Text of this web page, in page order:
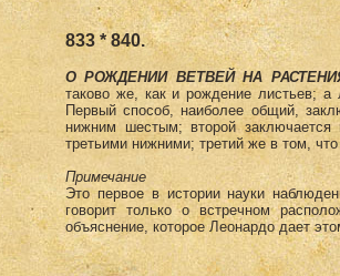
833 * 840.
О РОЖДЕНИИ ВЕТВЕЙ НА
таково же, как и рождение листьев;
Первый способ, наиболее общий,
нижним шестым; второй
третьими нижними; третий же в том,
Примечание
Это первое в истории науки
говорит только о встречном
объяснение, которое Леонардо дает